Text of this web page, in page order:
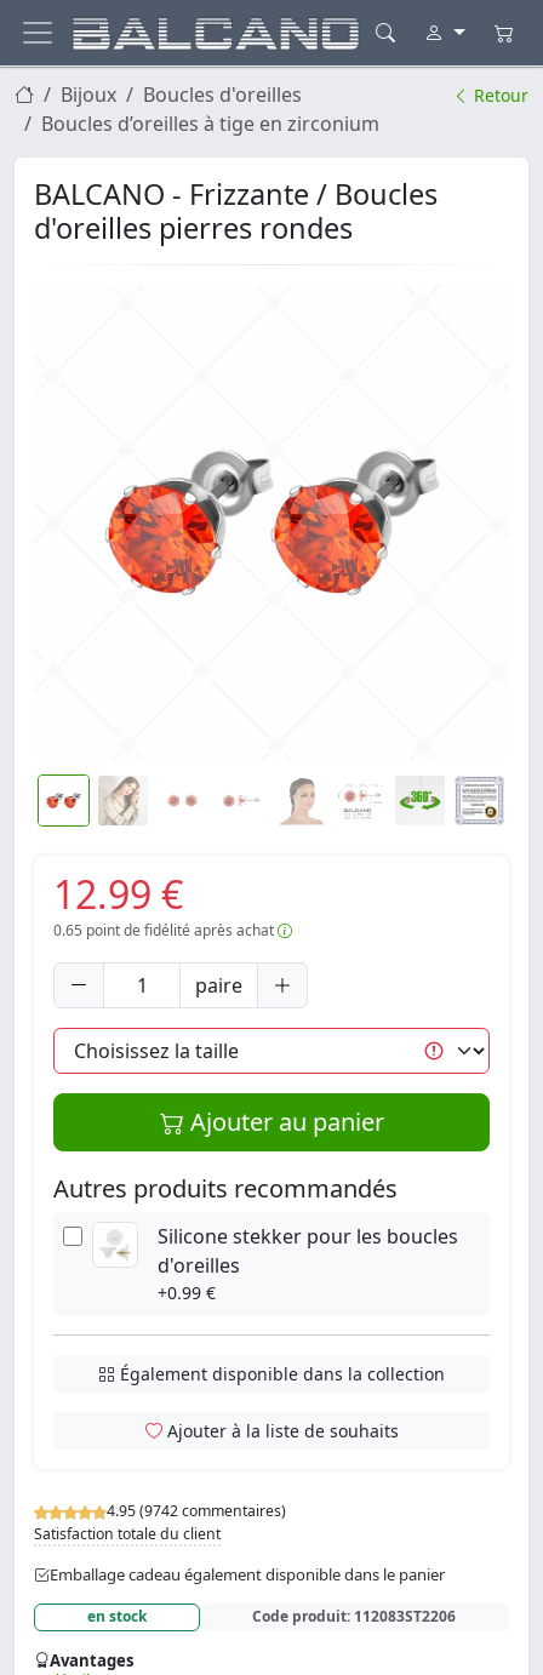
Bijoux
Boucles d'oreilles
Boucles d’oreilles à tige en zirconium
Retour
BALCANO - Frizzante / Boucles
d'oreilles pierres rondes
4.95 (9742 commentaires)
Satisfaction totale du client
Emballage cadeau également disponible dans le panier
en stock Code produit: 112083ST2206
Avantages
12.99 €
0.65 point de fidélité après achat
paire
Ajouter au panier
Autres produits recommandés
Silicone stekker pour les boucles
d'oreilles
+0.99 €
Également disponible dans la collection
Ajouter à la liste de souhaits